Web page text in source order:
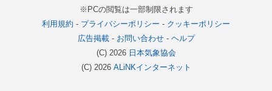
※PCの閲覧は一部制限されます
利用規約 - プライバシーポリシー - クッキーポリシー
広告掲載- お問い合わせ- ヘルプ
(C) 2026 日本気象協会
(C) 2026 ALiNKインターネット